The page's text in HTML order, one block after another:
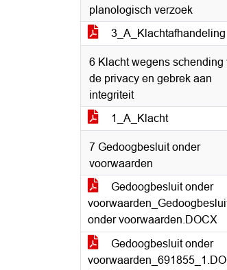
planologisch verzoek
3_A_Klachtafhandeling
6 Klacht wegens schending
de privacy en gebrek aan
integriteit
1_A_Klacht
7 Gedoogbesluit onder
voorwaarden
Gedoogbesluit onder
onder voorwaarden.DOCX
Gedoogbesluit onder